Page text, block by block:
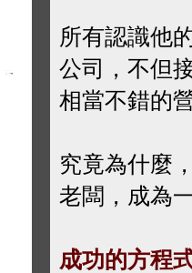
所有認識他
公司，不但
相當不錯的
究竟為什麼
老闆，成為
成功的方程